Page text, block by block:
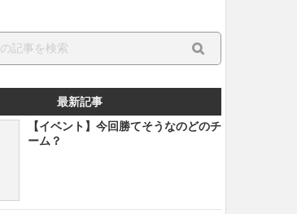
最新記事
【イベント】今回勝てそうなのどのチ
ーム？